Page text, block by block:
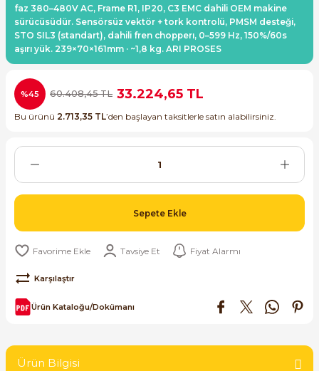
ve Transmitterleri ACS580
ACS880
Sinamics S120 Modüler Sürücü Sistemi
Sinamics S210 Servo Sürücü Sistemi
Sinamics V20 Hız Kontrol Cihazları
Cihazları
Supply)
Taşıma Sistemleri - Spiral , Boru ,
Rölesi, Cihazları ve Anahtarları
- UPS
SIMATIC Endüstriyel Panel PC'ler
SIMATIC ET200 Dağıtılmış Giriş-Çkış
SIMATIC ExProof Panel PC'ler ve Thin
SIMATIC S7-300
faz 380–480V AC, Frame R1, IP20, C3 EMC dahili OEM makine
sürücüsüdür. Sensörsüz vektör + tork kontrolü, PMSM desteği,
STO SIL3 (standart), dahili fren chopperı, 0–599 Hz, 150%/60s
aşırı yük. 239×70×161mm · ~1,8 kg. ARI PROSES
%45 60.408,45 TL 33.224,65 TL
Bu ürünü 2.713,35 TL’den başlayan taksitlerle satın alabilirsiniz.
Sepete Ekle
Tavsiye Et Fiyat Alarmı
Karşılaştır
Ürün Kataloğu/Dokümanı
Ürün Bilgisi